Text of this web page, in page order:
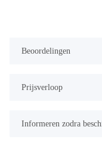
Beoordelingen
Prijsverloop
Informeren zodra